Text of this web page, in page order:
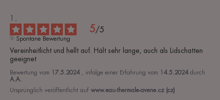
5/5
Spontane Bewertung
Vereinheitlicht und hellt auf. Hält sehr lange, auch als Lidschatten
geeignet
Bewertung vom 17.5.2024 , infolge einer Erfahrung vom 14.5.2024 durch
A.A.
Ursprünglich veröffentlicht auf www.eau-thermale-avene.cz (cz)